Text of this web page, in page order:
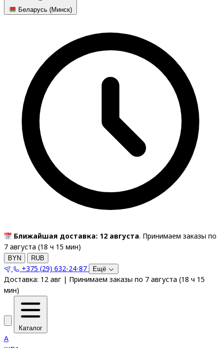
Беларусь (Минск)
Ближайшая доставка: 12 августа. Принимаем заказы по
7 августа (18 ч 15 мин)
BYN RUB
+375 (29) 632-24-87 Ещё
Доставка: 12 авг | Принимаем заказы по 7 августа (18 ч 15
мин)
Каталог
A